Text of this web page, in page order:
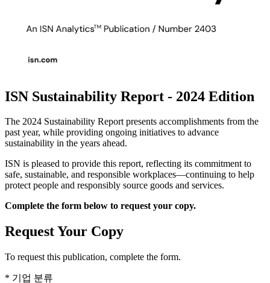
ISN Sustainability Report - 2024 Edition
The 2024 Sustainability Report presents accomplishments from the
past year, while providing ongoing initiatives to advance
sustainability in the years ahead.
ISN is pleased to provide this report, reflecting its commitment to
safe, sustainable, and responsible workplaces—continuing to help
protect people and responsibly source goods and services.
Complete the form below to request your copy.
Request Your Copy
To request this publication, complete the form.
* 기업 분류